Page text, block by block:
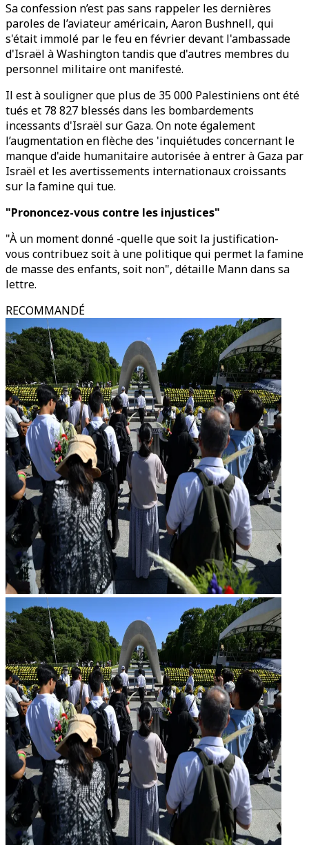
Sa confession n’est pas sans rappeler les dernières
paroles de l’aviateur américain, Aaron Bushnell, qui
s'était immolé par le feu en février devant l'ambassade
d'Israël à Washington tandis que d'autres membres du
personnel militaire ont manifesté.
Il est à souligner que plus de 35 000 Palestiniens ont été
tués et 78 827 blessés dans les bombardements
incessants d'Israël sur Gaza. On note également
l’augmentation en flèche des 'inquiétudes concernant le
manque d'aide humanitaire autorisée à entrer à Gaza par
Israël et les avertissements internationaux croissants
sur la famine qui tue.
"Prononcez-vous contre les injustices"
"À un moment donné -quelle que soit la justification-
vous contribuez soit à une politique qui permet la famine
de masse des enfants, soit non", détaille Mann dans sa
lettre.
RECOMMANDÉ